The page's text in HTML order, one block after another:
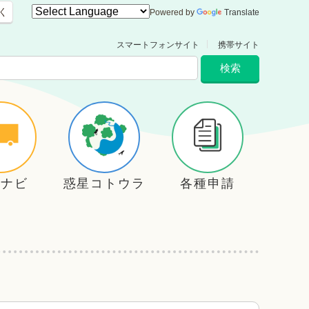
Powered by Translate
スマートフォンサイト 携帯サイト
ビ 惑星コトウラ 各種申請